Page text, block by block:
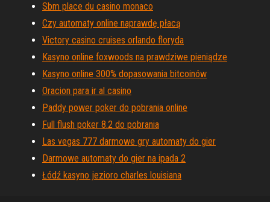
Sbm place du casino monaco
Czy automaty online naprawdę płacą
Victory casino cruises orlando floryda
Kasyno online foxwoods na prawdziwe pieniądze
Kasyno online 300% dopasowania bitcoinów
Oracion para ir al casino
Paddy power poker do pobrania online
Full flush poker 8.2 do pobrania
Las vegas 777 darmowe gry automaty do gier
Darmowe automaty do gier na ipada 2
Łódź kasyno jezioro charles louisiana